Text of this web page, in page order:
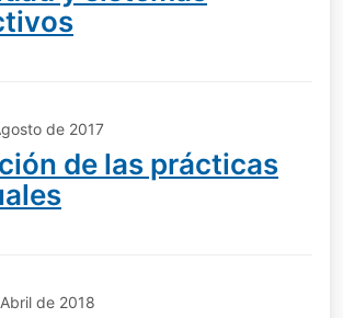
de 2017
de las prácticas
de 2018